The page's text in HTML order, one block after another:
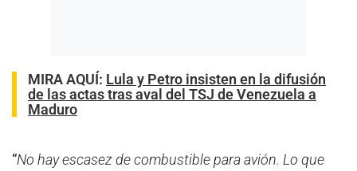
MIRA AQUÍ: Lula y Petro insisten en la difusión
de las actas tras aval del TSJ de Venezuela a
Maduro
“No hay escasez de combustible para avión. Lo que